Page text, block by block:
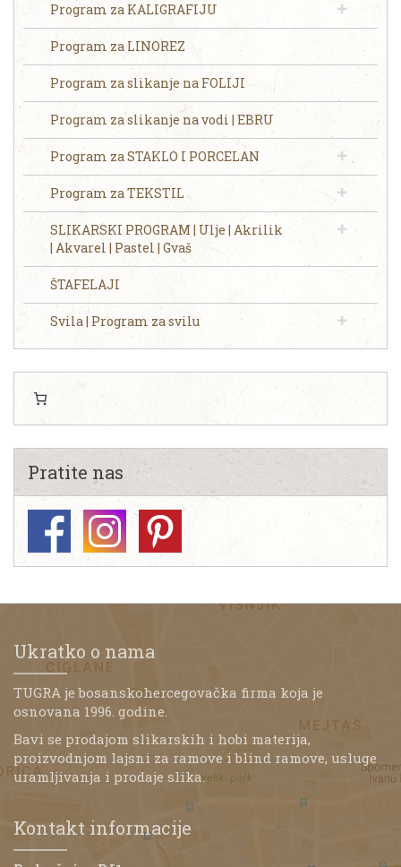
Program za KALIGRAFIJU
Program za LINOREZ
Program za slikanje na FOLIJI
Program za slikanje na vodi | EBRU
Program za STAKLO I PORCELAN
Program za TEKSTIL
SLIKARSKI PROGRAM | Ulje | Akrilik
| Akvarel | Pastel | Gvaš
ŠTAFELAJI
Svila | Program za svilu
Pratite nas
Ukratko o nama
TUGRA je bosanskohercegovačka firma koja je
osnovana 1996. godine.
Bavi se prodajom slikarskih i hobi materija,
proizvodnjom lajsni za ramove i blind ramove, usluge
uramljivanja i prodaje slika.
Kontakt informacije